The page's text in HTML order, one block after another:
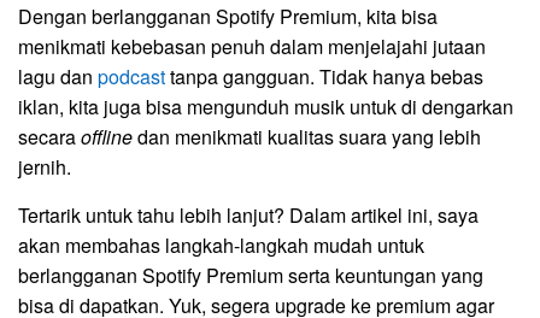
Dengan berlangganan Spotify Premium, kita bisa
menikmati kebebasan penuh dalam menjelajahi jutaan
lagu dan podcasttanpa gangguan. Tidak hanya bebas
iklan, kita juga bisa mengunduh musik untuk di dengarkan
secaraofflinedan menikmati kualitas suara yang lebih
jernih.
Tertarik untuk tahu lebih lanjut? Dalam artikel ini, saya
akan membahas langkah-langkah mudah untuk
berlangganan Spotify Premium serta keuntungan yang
bisa di dapatkan. Yuk, segera upgrade ke premium agar